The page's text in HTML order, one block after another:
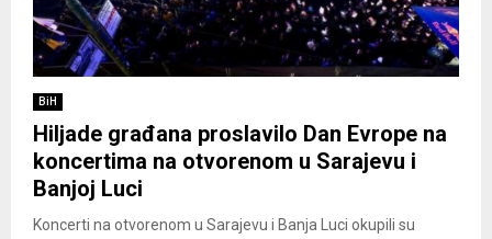
BiH
Hiljade građana proslavilo Dan Evrope na
koncertima na otvorenom u Sarajevu i
Banjoj Luci
Koncerti na otvorenom u Sarajevu i Banja Luci okupili su